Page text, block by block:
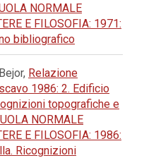
NORMALE
E FILOSOFIA: 1971:
bibliografico
Relazione
1986: 2. Edificio
topografiche e
NORMALE
E FILOSOFIA: 1986:
Ricognizioni